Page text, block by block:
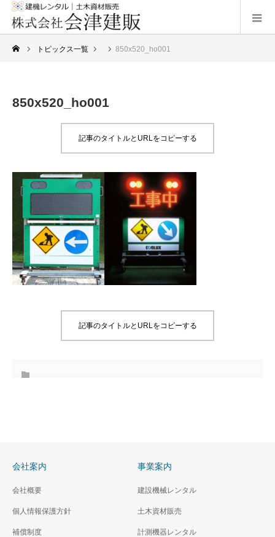
トピックス一覧 850x520_ho001
850x520_ho001
記事のタイトルとURLをコピーする
記事のタイトルとURLをコピーする
会社案内
会社概要
個人情報保護方針
補償制度
事業案内
建設機械レンタル
土木資材販売
計測機器レンタル